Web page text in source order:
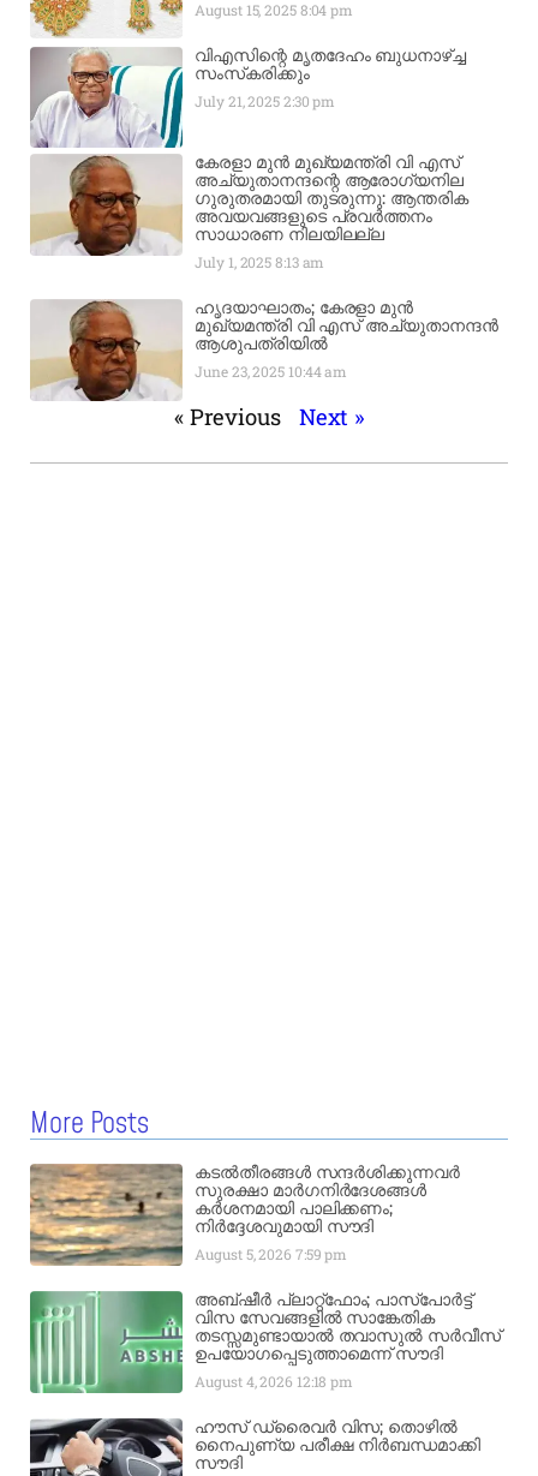
August 15, 20258:04 pm
വിഎസിന്റെ മൃതദേഹം ബുധനാഴ്ച്ച
സംസ്‌കരിക്കും
July 21, 20252:30 pm
കേരളാ മുൻ മുഖ്യമന്ത്രി വി എസ്
അച്യുതാനന്ദന്റെ ആരോഗ്യനില
ഗുരുതരമായി തുടരുന്നു: ആന്തരിക
അവയവങ്ങളുടെ പ്രവർത്തനം
സാധാരണ നിലയിലല്ല
July 1, 20258:13 am
ഹൃദയാഘാതം; കേരളാ മുൻ
മുഖ്യമന്ത്രി വി എസ് അച്യുതാനന്ദൻ
ആശുപത്രിയിൽ
June 23, 2025 10:44 am
« Previous Next »
More Posts
കടൽതീരങ്ങൾ സന്ദർശിക്കുന്നവർ
സുരക്ഷാ മാർഗനിർദേശങ്ങൾ
കർശനമായി പാലിക്കണം;
നിർദ്ദേശവുമായി സൗദി
August 5, 2026 7:59 pm
അബ്ഷീർ പ്ലാറ്റ്‌ഫോം; പാസ്‌പോർട്ട്
വിസ സേവങ്ങളിൽ സാങ്കേതിക
തടസ്സമുണ്ടായാൽ തവാസുൽ സർവീസ്
ഉപയോഗപ്പെടുത്താമെന്ന് സൗദി
August 4, 2026 12:18 pm
ഹൗസ് ഡ്രൈവർ വിസ; തൊഴിൽ
നൈപുണ്യ പരീക്ഷ നിർബന്ധമാക്കി
സൗദി